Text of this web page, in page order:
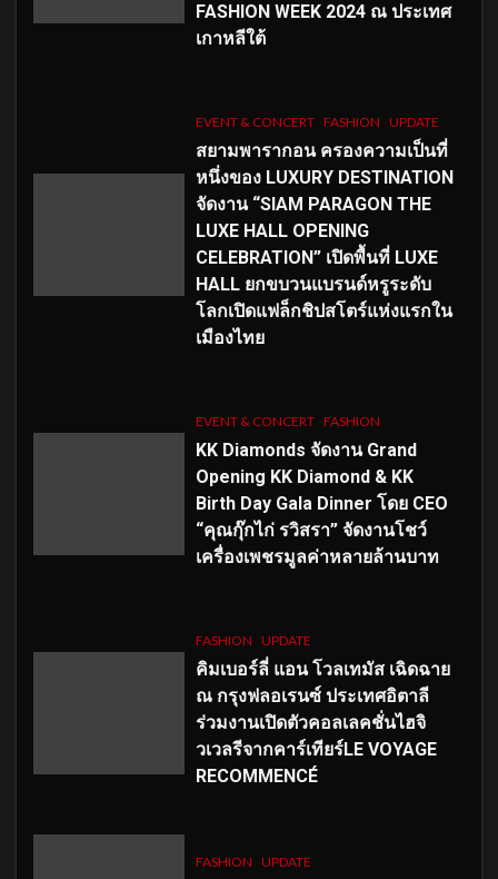
FASHION WEEK 2024 ณ ประเทศ
เกาหลีใต้
EVENT & CONCERT FASHION UPDATE
สยามพารากอน ครองความเป็นที่
หนึ่งของ LUXURY DESTINATION
จัดงาน “SIAM PARAGON THE
LUXE HALL OPENING
CELEBRATION” เปิดพื้นที่ LUXE
HALL ยกขบวนแบรนด์หรูระดับ
โลกเปิดแฟล็กชิปสโตร์แห่งแรกใน
เมืองไทย
EVENT & CONCERT FASHION
KK Diamonds จัดงาน Grand
Opening KK Diamond & KK
Birth Day Gala Dinner โดย CEO
“คุณกุ๊กไก่ รวิสรา” จัดงานโชว์
เครื่องเพชรมูลค่าหลายล้านบาท
FASHION UPDATE
คิมเบอร์ลี่ แอน โวลเทมัส เฉิดฉาย
ณ กรุงฟลอเรนซ์ ประเทศอิตาลี
ร่วมงานเปิดตัวคอลเลคชั่นไฮจิ
วเวลรีจากคาร์เทียร์LE VOYAGE
RECOMMENCÉ
FASHION UPDATE